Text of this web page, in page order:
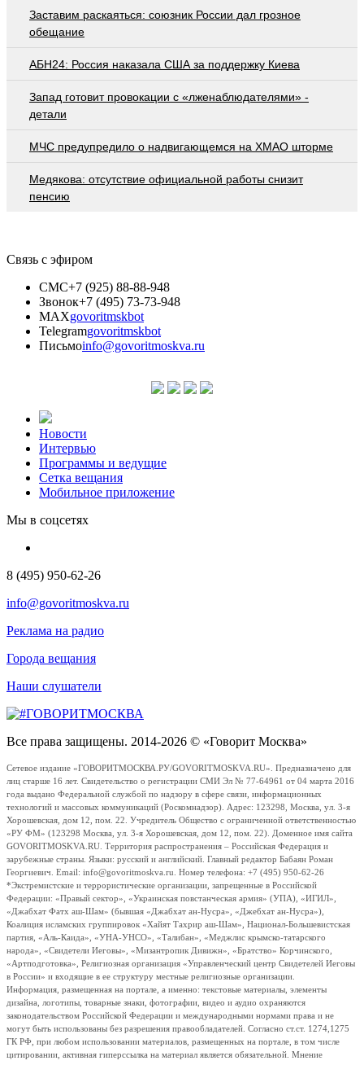
Заставим раскаяться: союзник России дал грозное
обещание
АБН24: Россия наказала США за поддержку Киева
Запад готовит провокации с «лженаблюдателями» -
детали
МЧС предупредило о надвигающемся на ХМАО шторме
Медякова: отсутствие официальной работы снизит
пенсию
Связь с эфиром
СМС+7 (925) 88-88-948
Звонок+7 (495) 73-73-948
MAXgovoritmskbot
Telegramgovoritmskbot
Письмоinfo@govoritmoskva.ru
Новости
Интервью
Программы и ведущие
Сетка вещания
Мобильное приложение
Мы в соцсетях
8 (495) 950-62-26
info@govoritmoskva.ru
Реклама на радио
Города вещания
Наши слушатели
Все права защищены. 2014-2026 © «Говорит Москва»
Сетевое издание «ГОВОРИТМОСКВА.РУ/GOVORITMOSKVA.RU». Предназначено для
лиц старше 16 лет. Свидетельство о регистрации СМИ Эл № 77-64961 от 04 марта 2016
года выдано Федеральной службой по надзору в сфере связи, информационных
технологий и массовых коммуникаций (Роскомнадзор). Адрес: 123298, Москва, ул. 3-я
Хорошевская, дом 12, пом. 22. Учредитель Общество с ограниченной ответственностью
«РУ ФМ» (123298 Москва, ул. 3-я Хорошевская, дом 12, пом. 22). Доменное имя сайта
GOVORITMOSKVA.RU. Территория распространения – Российская Федерация и
зарубежные страны. Языки: русский и английский. Главный редактор Бабаян Роман
Георгиевич. Email: info@govoritmoskva.ru. Номер телефона: +7 (495) 950-62-26
*Экстремистские и террористические организации, запрещенные в Российской
Федерации: «Правый сектор», «Украинская повстанческая армия» (УПА), «ИГИЛ»,
«Джабхат Фатх аш-Шам» (бывшая «Джабхат ан-Нусра», «Джебхат ан-Нусра»),
Коалиция исламских группировок «Хайят Тахрир аш-Шам», Национал-Большевистская
партия, «Аль-Каида», «УНА-УНСО», «Талибан», «Меджлис крымско-татарского
народа», «Свидетели Иеговы», «Мизантропик Дивижн», «Братство» Корчинского,
«Артподготовка», Религиозная организация «Управленческий центр Свидетелей Иеговы
в России» и входящие в ее структуру местные религиозные организации.
Информация, размещенная на портале, а именно: текстовые материалы, элементы
дизайна, логотипы, товарные знаки, фотографии, видео и аудио охраняются
законодательством Российской Федерации и международными нормами права и не
могут быть использованы без разрешения правообладателей. Согласно ст.ст. 1274,1275
ГК РФ, при любом использовании материалов, размещенных на портале, в том числе
цитировании, активная гиперссылка на материал является обязательной. Мнение